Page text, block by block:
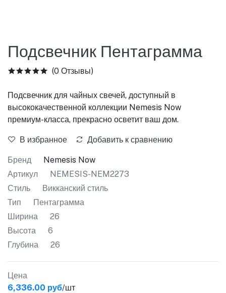
Подсвечник Пентаграмма
(0 Отзывы)
Подсвечник для чайных свечей, доступный в
высококачественной коллекции Nemesis Now
премиум-класса, прекрасно осветит ваш дом.
В избранное Добавить к сравнению
Бренд
Nemesis Now
Артикул
NEMESIS-NEM2273
Стиль
Викканский стиль
Тип
Пентаграмма
Ширина
26
Высота
6
Глубина
26
Цена
6,336.00 руб/шт